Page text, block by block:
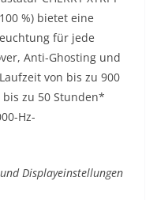
%) bietet eine
für jede
Anti-Ghosting und
von bis zu 900
zu 50 Stunden*
Hz-
Displayeinstellungen